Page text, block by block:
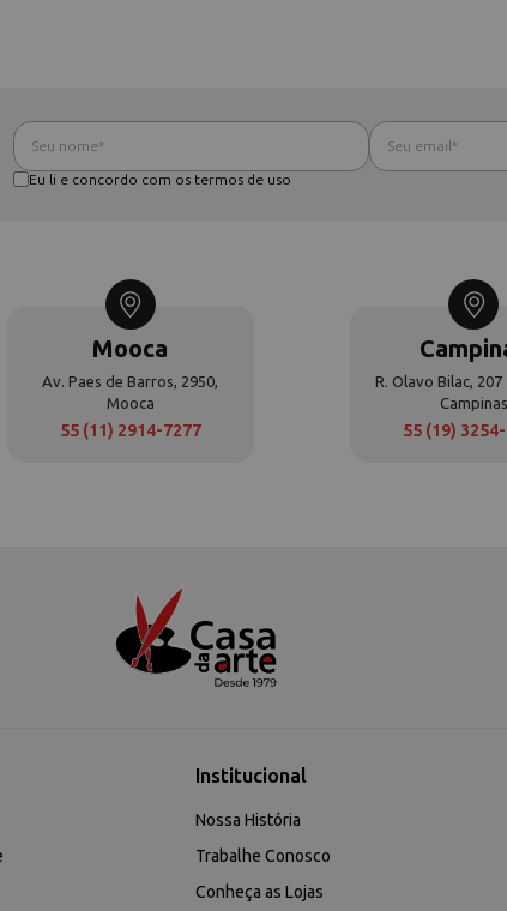
Eu li e concordo com os termos de uso
Mooca
Av. Paes de Barros, 2950,
Mooca
55 (11) 2914-7277
R. Olavo Bilac, 207
Campinas
55 (19)
Institucional
Nossa História
Trabalhe Conosco
Conheça as Lojas